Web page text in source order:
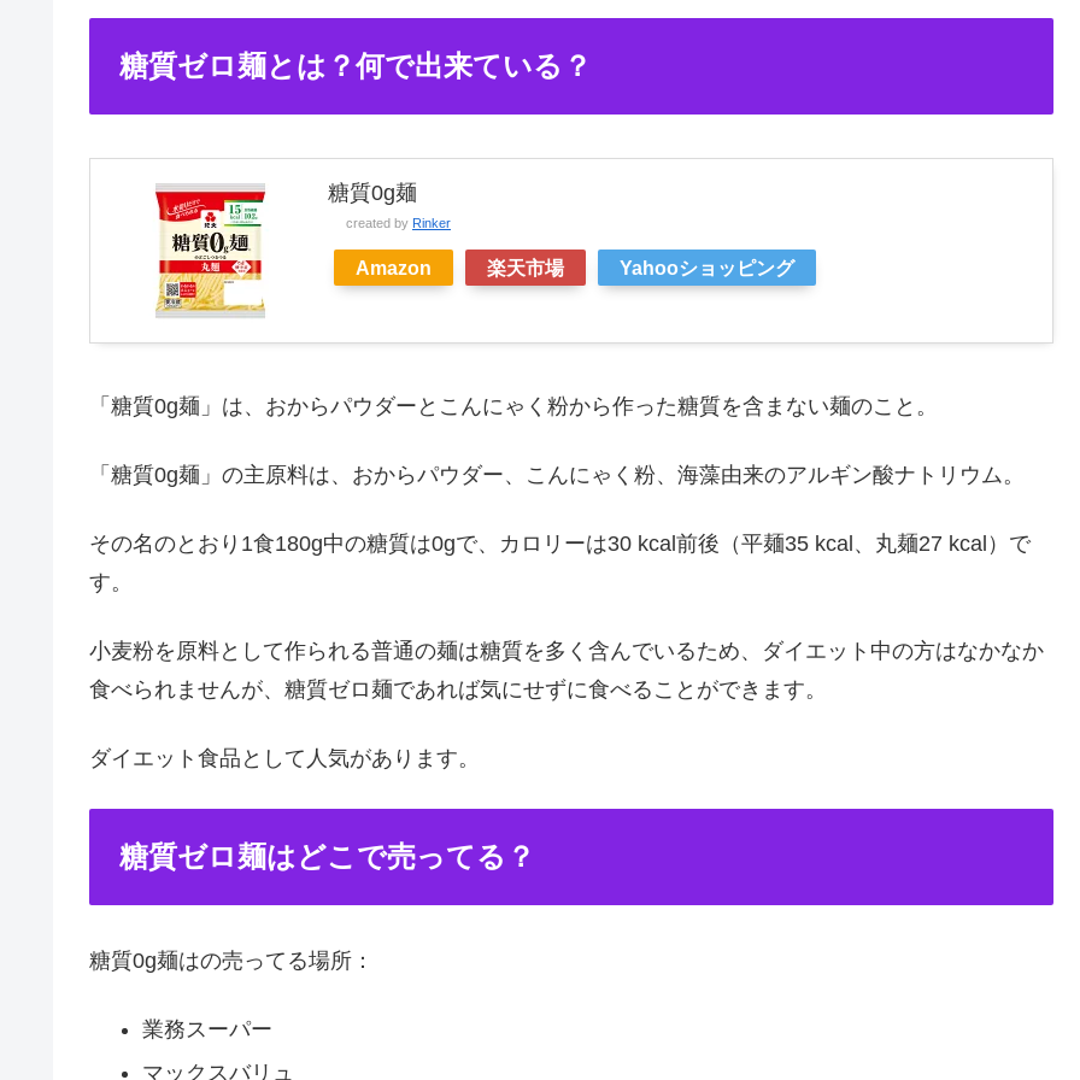
糖質ゼロ麺とは？何で出来ている？
糖質0g麺
created by Rinker
Amazon 楽天市場 Yahooショッピング
「糖質0g麺」は、おからパウダーとこんにゃく粉から作った糖質を含まない麺のこと。
「糖質0g麺」の主原料は、おからパウダー、こんにゃく粉、海藻由来のアルギン酸ナトリウム。
その名のとおり1食180g中の糖質は0gで、カロリーは30 kcal前後（平麺35 kcal、丸麺27 kcal）で
す。
小麦粉を原料として作られる普通の麺は糖質を多く含んでいるため、ダイエット中の方はなかなか
食べられませんが、糖質ゼロ麺であれば気にせずに食べることができます。
ダイエット食品として人気があります。
糖質ゼロ麺はどこで売ってる？
糖質0g麺はの売ってる場所：
業務スーパー
マックスバリュ